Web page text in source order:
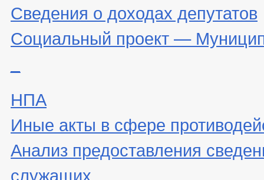
Сведения о доходах депутатов
Социальный проект —
НПА
Иные акты в сфере
Анализ предоставления
служащих